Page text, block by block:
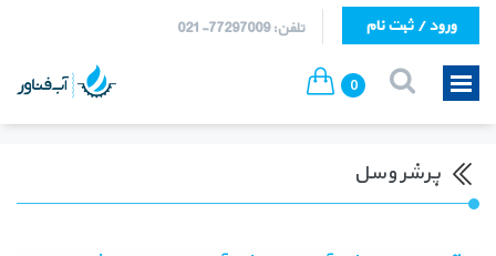
تلفن: 77297009-021 ورود / ثبت نام
0
پرشر وسل